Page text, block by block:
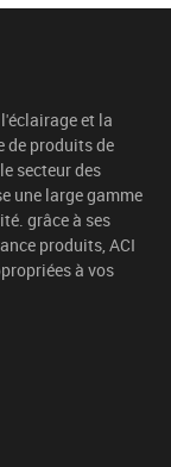
et la
de produits de
secteur des
une large gamme
grâce à ses
produits, ACI
à vos